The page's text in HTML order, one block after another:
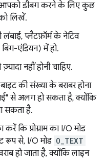
डीबग करने के लिए कुछ
लिखें.
प्लैटफ़ॉर्म के नेटिव
एंडियन) में हो.
नहीं होनी चाहिए.
की संख्या के बराबर होना
से अलग हो सकता है, क्योंकि
सकता है.
करें कि प्रोग्राम का I/O मोड
रूप से, I/O मोड O_TEXT
हो जाता है, क्योंकि लाइन